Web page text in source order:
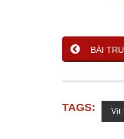
BÀI
TAGS: Vịt